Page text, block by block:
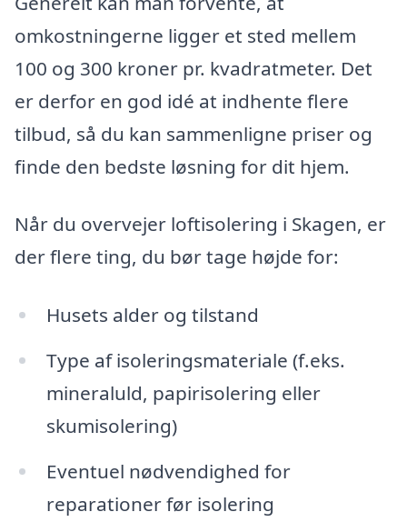
omkostningerne ligger et sted mellem
100 og 300 kroner pr. kvadratmeter. Det
er derfor en god idé at indhente flere
tilbud, så du kan sammenligne priser og
finde den bedste løsning for dit hjem.
Når du overvejer loftisolering i Skagen, er
der flere ting, du bør tage højde for:
Husets alder og tilstand
Type af isoleringsmateriale (f.eks.
mineraluld, papirisolering eller
skumisolering)
Eventuel nødvendighed for
reparationer før isolering